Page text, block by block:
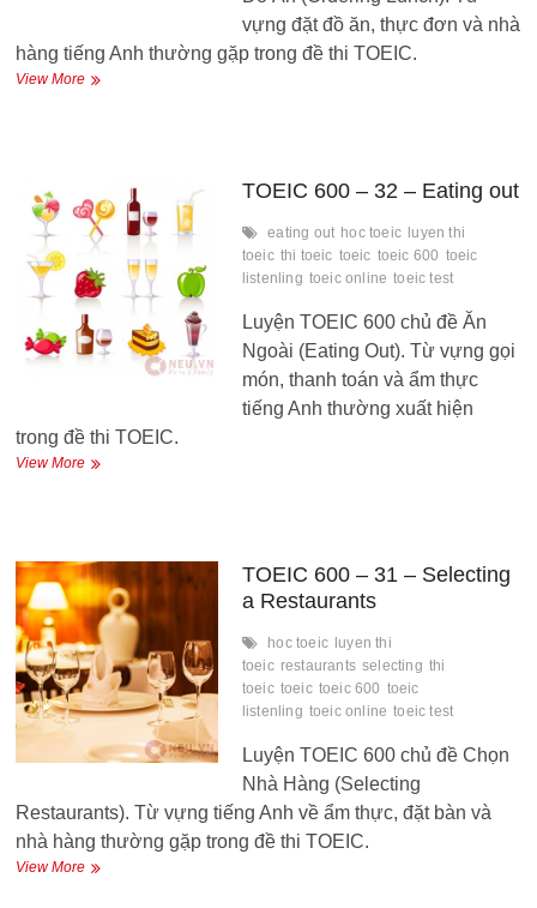
vựng đặt đồ ăn, thực đơn và nhà
hàng tiếng Anh thường gặp trong đề thi TOEIC.
View MoreTOEIC
Ordering
Lunch
TOEIC 600 – 32 – Eating out
eating out hoc toeic luyen thi
toeic thi toeic toeic toeic 600 toeic
listenling toeic online toeic test
Luyện TOEIC 600 chủ đề Ăn
Ngoài (Eating Out). Từ vựng gọi
món, thanh toán và ẩm thực
tiếng Anh thường xuất hiện
trong đề thi TOEIC.
View MoreTOEIC
Eating
out
TOEIC 600 – 31 – Selecting
a Restaurants
hoc toeic luyen thi
toeic restaurants selecting thi
toeic toeic toeic 600 toeic
listenling toeic online toeic test
Luyện TOEIC 600 chủ đề Chọn
Nhà Hàng (Selecting
Restaurants). Từ vựng tiếng Anh về ẩm thực, đặt bàn và
nhà hàng thường gặp trong đề thi TOEIC.
View MoreTOEIC